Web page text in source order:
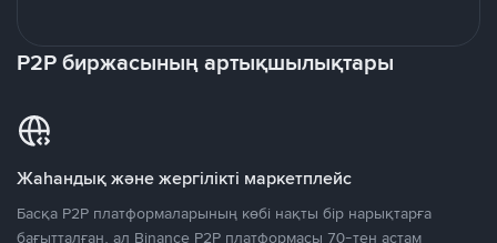
P2P биржасының артықшылықтары
Жаһандық және жергілікті маркетплейс
Басқа P2P платформаларының көбі нақты бір нарықтарға
бағытталған, ал Binance P2P платформасы 70-тен астам